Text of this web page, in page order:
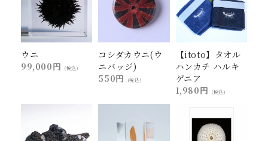
ウニ
99,000円
(税込)
コシダカウニ(ウ
ニバッジ)
550円
(税込)
【itoto】タオル
ハンカチ ハルキ
ゲニア
1,980円
(税込)